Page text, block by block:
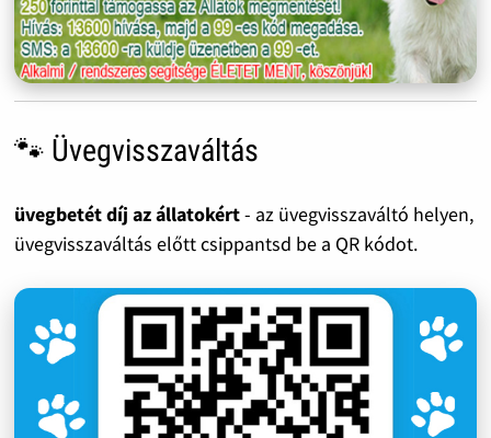
🐾 Üvegvisszaváltás
üvegbetét díj az állatokért- az üvegvisszaváltó helyen,
üvegvisszaváltás előtt csippantsd be a QR kódot.